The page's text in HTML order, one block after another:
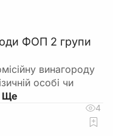
ФОП 2 групи
винагороду
особі чи
4